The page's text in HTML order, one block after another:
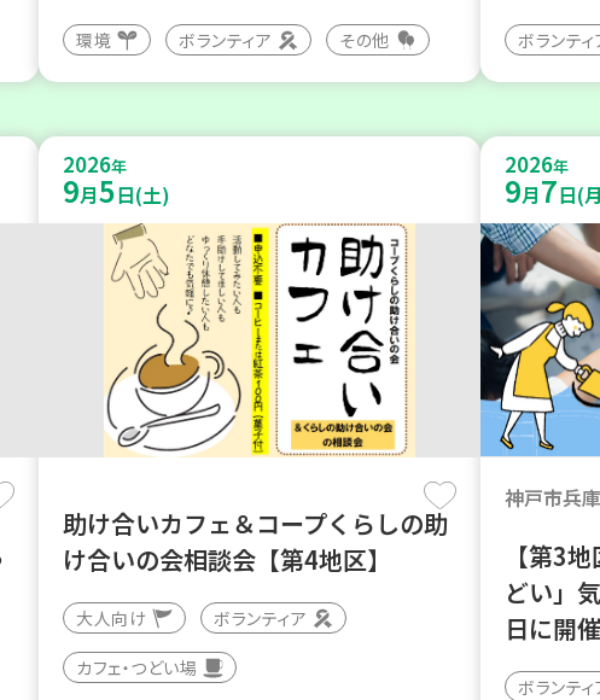
環境 ボランティア その他 ボランティ
2026年
9月5日(土)
助け合いカフェ＆コープくらしの助
け合いの会相談会【第4地区】
大人向け ボランティア
カフェ・つどい場
2026年
9月7日(
神戸市兵
【第3
どい」
日に開催
ボランティ